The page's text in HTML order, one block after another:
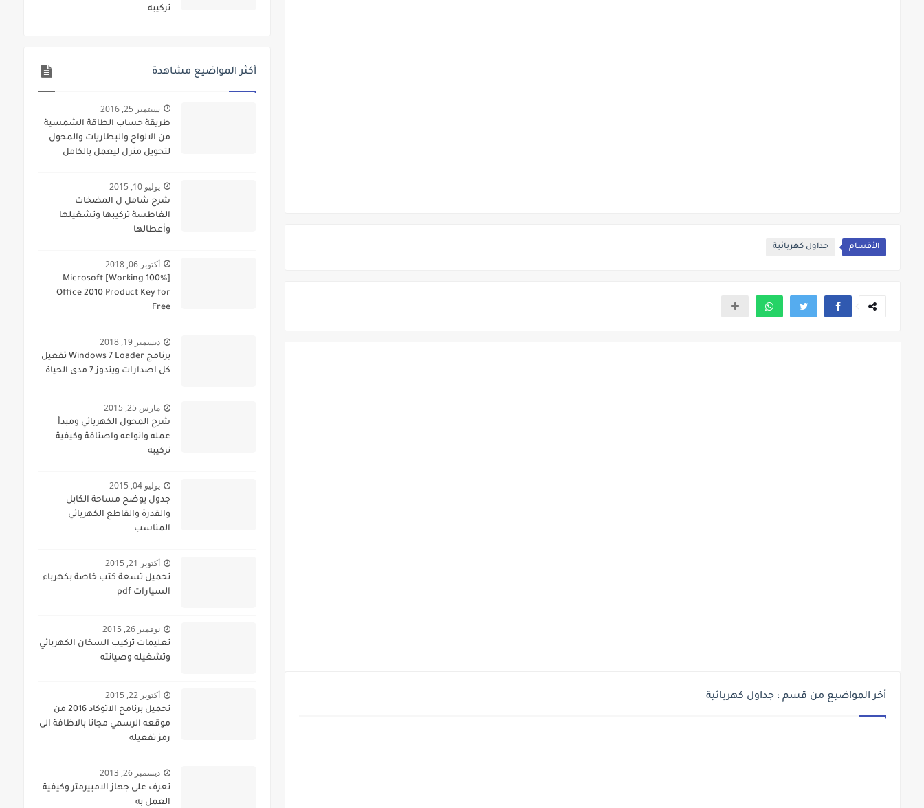
الأقسام جداول كهربائية
أخر المواضيع من قسم : جداول كهربائية
تركيبه
أكثر المواضيع مشاهدة
سبتمبر 25, 2016
طريقة حساب الطاقة الشمسية
من الالواح والبطاريات والمحول
لتحويل منزل ليعمل بالكامل
يوليو 10, 2015
شرح شامل ل المضخات
الغاطسة تركيبها وتشغيلها
وأعطالها
أكتوبر 06, 2018
[100% Working] Microsoft
Office 2010 Product Key for
Free
ديسمبر 19, 2018
برنامج Windows 7 Loader تفعيل
كل اصدارات ويندوز 7 مدى الحياة
مارس 25, 2015
شرح المحول الكهربائي ومبدأ
عمله وانواعه واصنافة وكيفية
تركيبه
يوليو 04, 2015
جدول يوضح مساحة الكابل
والقدرة والقاطع الكهربائي
المناسب
أكتوبر 21, 2015
تحميل تسعة كتب خاصة بكهرباء
السيارات pdf
نوفمبر 26, 2015
تعليمات تركيب السخان الكهربائي
وتشغيله وصيانته
أكتوبر 22, 2015
تحميل برنامج الاتوكاد 2016 من
موقعه الرسمي مجانا بالاظافة الى
رمز تفعيله
ديسمبر 26, 2013
تعرف على جهاز الامبيرمتر وكيفية
العمل به